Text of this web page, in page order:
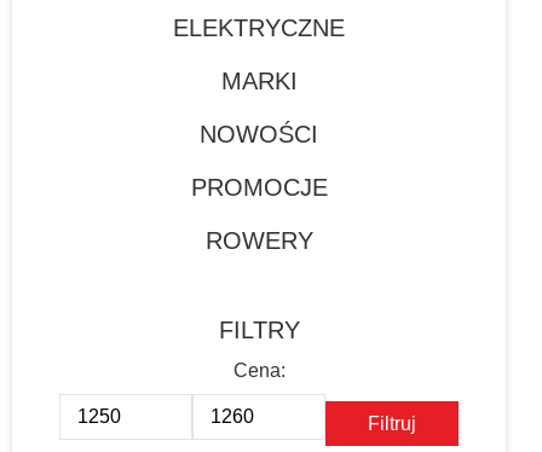
ELEKTRYCZNE
MARKI
NOWOŚCI
PROMOCJE
ROWERY
FILTRY
min
max
Filtruj